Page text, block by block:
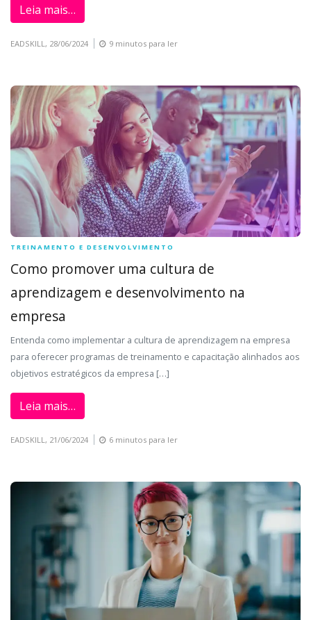
Leia mais…
EADSKILL, 28/06/2024 9 minutos para ler
TREINAMENTO E DESENVOLVIMENTO
Como promover uma cultura de
aprendizagem e desenvolvimento na
empresa
Entenda como implementar a cultura de aprendizagem na empresa
para oferecer programas de treinamento e capacitação alinhados aos
objetivos estratégicos da empresa […]
Leia mais…
EADSKILL, 21/06/2024 6 minutos para ler